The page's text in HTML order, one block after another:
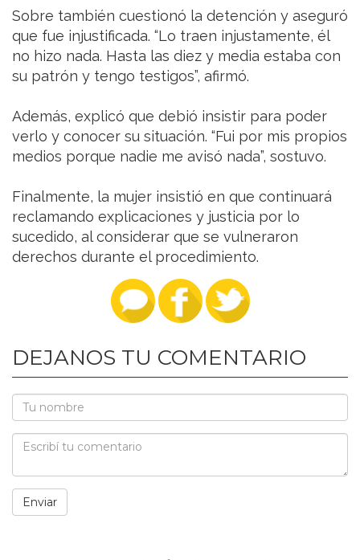
Sobre también cuestionó la detención y aseguró
que fue injustificada. “Lo traen injustamente, él
no hizo nada. Hasta las diez y media estaba con
su patrón y tengo testigos”, afirmó.
Además, explicó que debió insistir para poder
verlo y conocer su situación. “Fui por mis propios
medios porque nadie me avisó nada”, sostuvo.
Finalmente, la mujer insistió en que continuará
reclamando explicaciones y justicia por lo
sucedido, al considerar que se vulneraron
derechos durante el procedimiento.
DEJANOS TU COMENTARIO